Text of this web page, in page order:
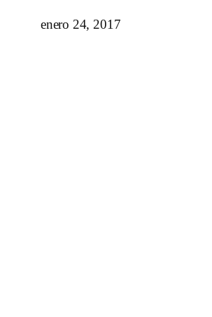
enero 24, 2017